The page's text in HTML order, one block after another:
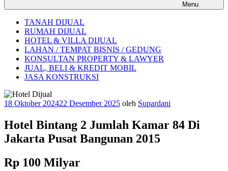
Menu
TANAH DIJUAL
RUMAH DIJUAL
HOTEL & VILLA DIJUAL
LAHAN / TEMPAT BISNIS / GEDUNG
KONSULTAN PROPERTY & LAWYER
JUAL, BELI & KREDIT MOBIL
JASA KONSTRUKSI
Diposkan
18 Oktober 202422 Desember 2025 oleh Supardani
Hotel Bintang 2 Jumlah Kamar 84 Di
Jakarta Pusat Bangunan 2015
Rp 100 Milyar